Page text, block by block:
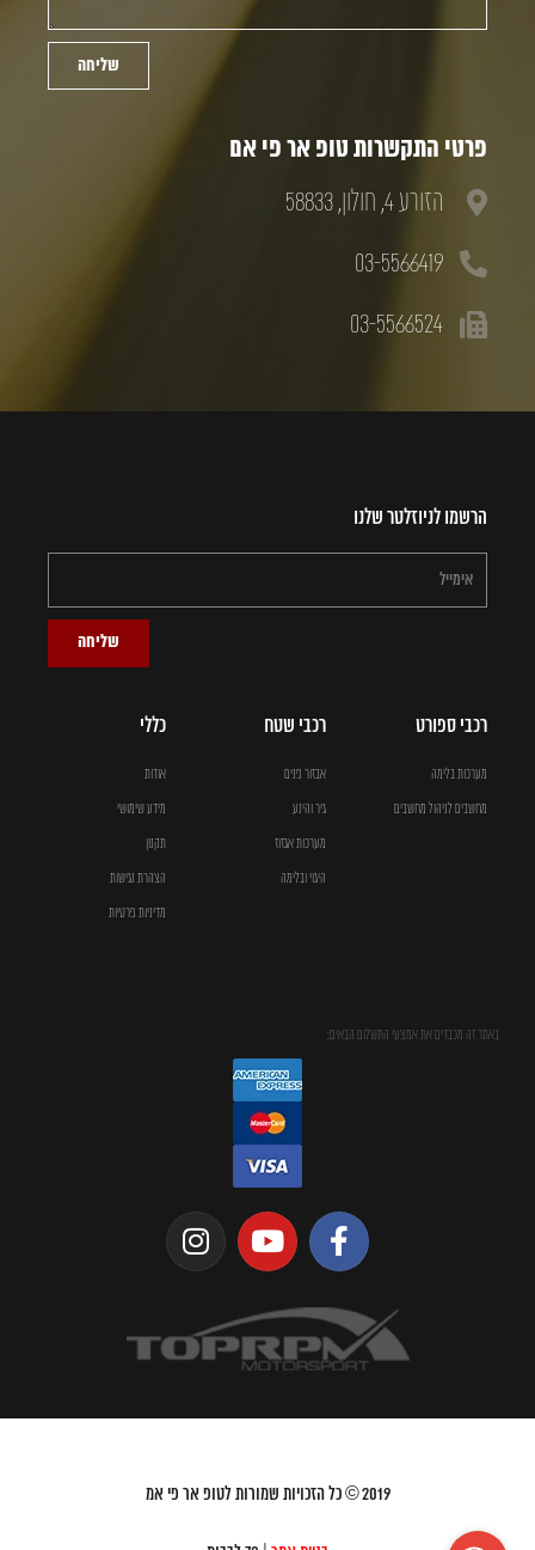
שליחה
פרטי התקשרות טופ אר פי אם
הזורע 4, חולון, 58833
03-5566419
03-5566524
הרשמו לניוזלטר שלנו
שליחה
רכבי ספורט
מערכות בלימה
מחשבים לניהול מחשבים
רכבי שטח
אבזור פנים
גיר והינע
מערכות אגזוז
היגוי ובלימה
כללי
אודות
מידע שימושי
תקנון
הצהרת נגישות
מדיניות פרטיות
באתר זה מכבדים את אמצעי התשלום הבאים:
2019© כל הזכויות שמורות לטופ אר פי אמ